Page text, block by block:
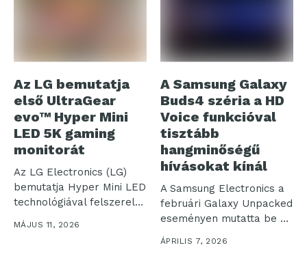
Az LG bemutatja
első UltraGear
evo™ Hyper Mini
LED 5K gaming
monitorát
Az LG Electronics (LG)
bemutatja Hyper Mini LED
technológiával felszerelt,
MÁJUS 11, 2026
A Samsung Galaxy
Buds4 széria a HD
Voice funkcióval
tisztább
hangminőségű
hívásokat kínál
A Samsung Electronics a
februári Galaxy Unpacked
eseményen mutatta be az
ÁPRILIS 7, 2026